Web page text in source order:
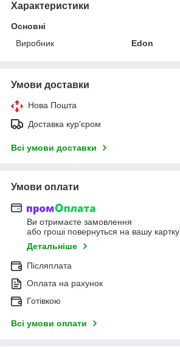
Характеристики
Основні
Виробник
Edon
Умови доставки
Нова Пошта
Доставка кур'єром
Всі умови доставки
Умови оплати
Ви отримаєте замовлення
або гроші повернуться на вашу картку
Детальніше
Післяплата
Оплата на рахунок
Готівкою
Всі умови оплати